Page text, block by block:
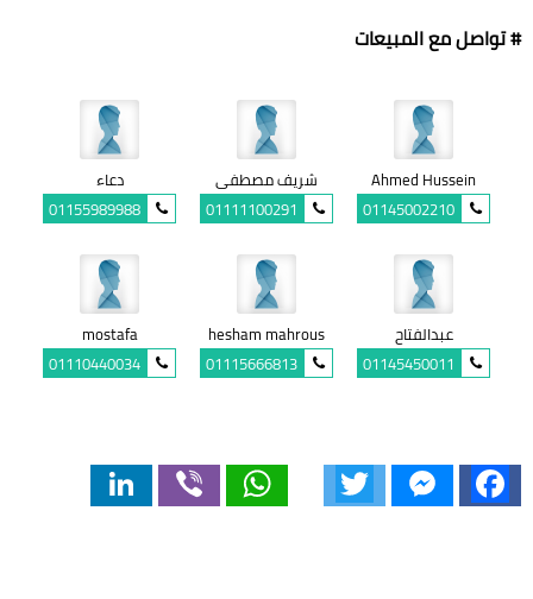
# تواصل مع المبيعات
Ahmed Hussein
01145002210
شريف مصطفى
01111100291
دعاء
01155989988
عبدالفتاح
01145450011
hesham mahrous
01115666813
mostafa
01110440034
Facebook
Messenger
WhatsApp